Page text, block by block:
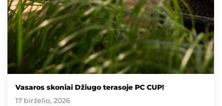
Vasaros skoniai Džiugo terasoje PC CUP!
17 birželio, 2026